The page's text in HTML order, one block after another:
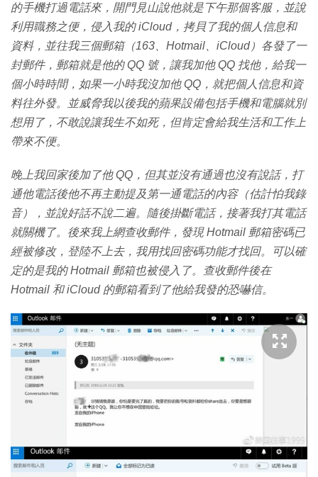
的手機打過電話來，開門見山說他就是下午那個客服，並說
利用職務之便，侵入我的 iCloud，拷貝了我的個人信息和
資料，並往我三個郵箱（163、Hotmail、iCloud）各發了一
封郵件，郵箱就是他的 QQ 號，讓我加他 QQ 找他，給我一
個小時時間，如果一小時我沒加他 QQ，就把個人信息和資
料往外發。並威脅我以後我的蘋果設備包括手機和電腦就別
想用了，不敢說讓我生不如死，但肯定會給我生活和工作上
帶來不便。
晚上我回家後加了他 QQ，但其並沒有通過也沒有說話，打
通他電話後他不再主動提及第一通電話的內容（估計怕我錄
音），並說好話不說二遍。隨後掛斷電話，接著我打其電話
就關機了。後來我上網查收郵件，發現 Hotmail 郵箱密碼已
經被修改，登陸不上去，我用找回密碼功能才找回。可以確
定的是我的 Hotmail 郵箱也被侵入了。查收郵件後在
Hotmail 和 iCloud 的郵箱看到了他給我發的恐嚇信。